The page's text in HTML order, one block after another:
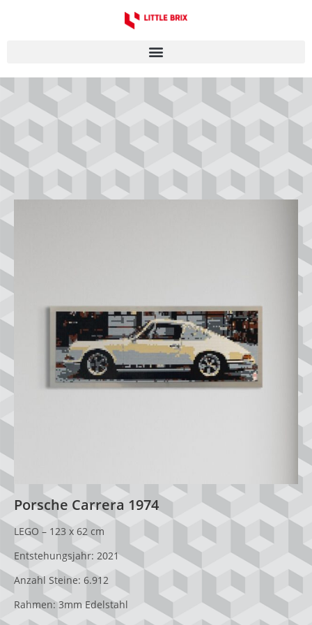
Porsche Carrera 1974
LEGO – 123 x 62 cm
Entstehungsjahr: 2021
Anzahl Steine: 6.912
Rahmen: 3mm Edelstahl